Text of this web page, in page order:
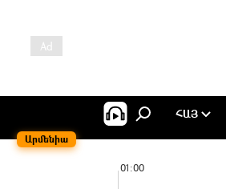
Արմենիա
ՀԱՅ
01:00